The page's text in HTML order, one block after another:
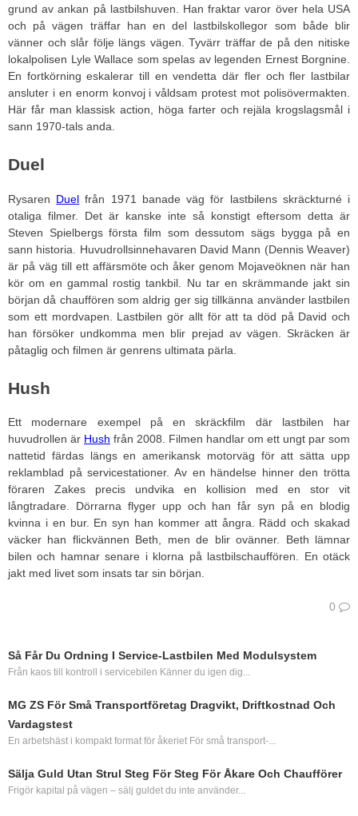
grund av ankan på lastbilshuven. Han fraktar varor över hela USA
och på vägen träffar han en del lastbilskollegor som både blir
vänner och slår följe längs vägen. Tyvärr träffar de på den nitiske
lokalpolisen Lyle Wallace som spelas av legenden Ernest Borgnine.
En fortkörning eskalerar till en vendetta där fler och fler lastbilar
ansluter i en enorm konvoj i våldsam protest mot polisövermakten.
Här får man klassisk action, höga farter och rejäla krogslagsmål i
sann 1970-tals anda.
Duel
Rysaren Duel från 1971 banade väg för lastbilens skräckturné i
otaliga filmer. Det är kanske inte så konstigt eftersom detta är
Steven Spielbergs första film som dessutom sägs bygga på en
sann historia. Huvudrollsinnehavaren David Mann (Dennis Weaver)
är på väg till ett affärsmöte och åker genom Mojaveöknen när han
kör om en gammal rostig tankbil. Nu tar en skrämmande jakt sin
början då chauffören som aldrig ger sig tillkänna använder lastbilen
som ett mordvapen. Lastbilen gör allt för att ta död på David och
han försöker undkomma men blir prejad av vägen. Skräcken är
påtaglig och filmen är genrens ultimata pärla.
Hush
Ett modernare exempel på en skräckfilm där lastbilen har
huvudrollen är Hush från 2008. Filmen handlar om ett ungt par som
nattetid färdas längs en amerikansk motorväg för att sätta upp
reklamblad på servicestationer. Av en händelse hinner den trötta
föraren Zakes precis undvika en kollision med en stor vit
långtradare. Dörrarna flyger upp och han får syn på en blodig
kvinna i en bur. En syn han kommer att ångra. Rädd och skakad
väcker han flickvännen Beth, men de blir ovänner. Beth lämnar
bilen och hamnar senare i klorna på lastbilschauffören. En otäck
jakt med livet som insats tar sin början.
0
Så Får Du Ordning I Service‑lastbilen Med Modulsystem
Från kaos till kontroll i servicebilen Känner du igen dig...
MG ZS För Små Transportföretag Dragvikt, Driftkostnad Och
Vardagstest
En arbetshäst i kompakt format för åkeriet För små transport-...
Sälja Guld Utan Strul Steg För Steg För Åkare Och Chaufförer
Frigör kapital på vägen – sälj guldet du inte använder...